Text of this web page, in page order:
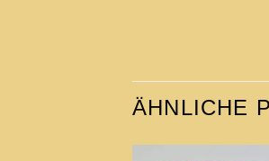
ÄHNLICHE